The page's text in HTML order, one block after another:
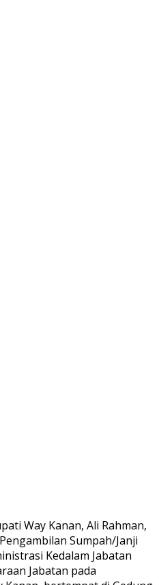
Way Kanan, Ali Rahman,
Sumpah/Janji
Kedalam Jabatan
Jabatan pada